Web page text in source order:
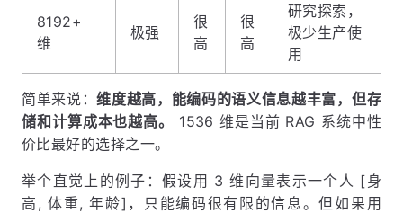
8192+
维
极强
很
高
很
高
研究探索，
极少生产使
用
简单来说：维度越高，能编码的语义信息越丰富，但存
储和计算成本也越高。
1536 维是当前 RAG 系统中性
价比最好的选择之一。
举个直觉上的例子：假设用 3 维向量表示一个人 [身
高, 体重, 年龄]，只能编码很有限的信息。但如果用